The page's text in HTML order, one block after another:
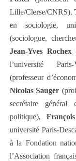
Lille/Clerse/CNRS),
en sociologie,
(sociologue,
Jean-Yves Rochex
l’université
(professeur
Nicolas Sauger
secrétaire général
politique),
université Paris-
à la Fondation
l’Association